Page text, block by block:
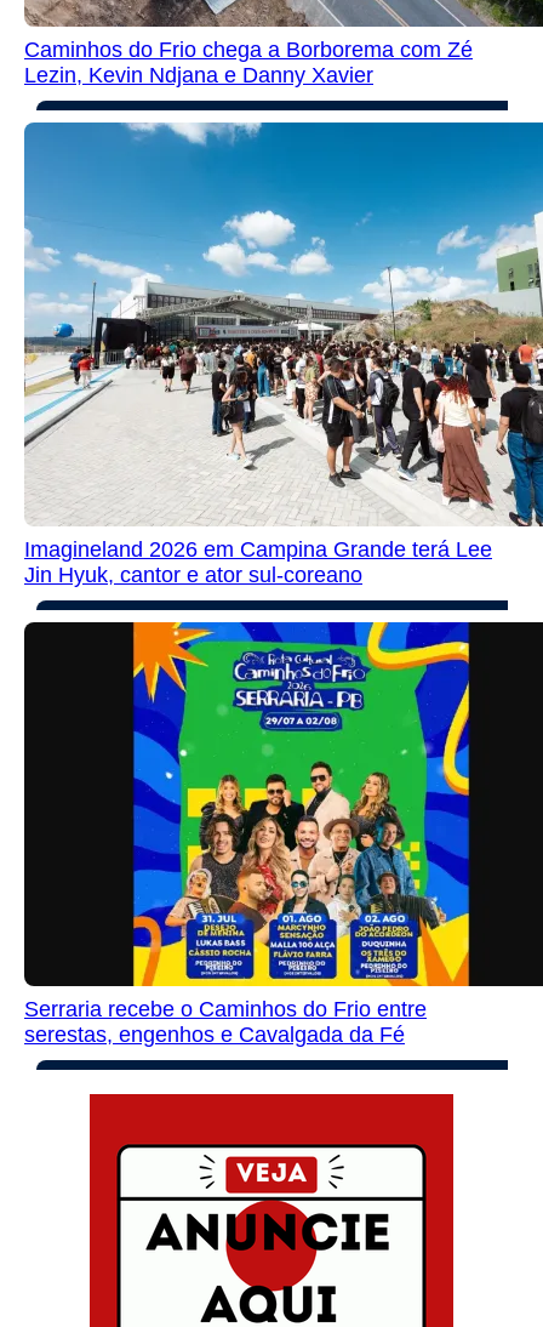
Caminhos do Frio chega a Borborema com Zé
Lezin, Kevin Ndjana e Danny Xavier
Imagineland 2026 em Campina Grande terá Lee
Jin Hyuk, cantor e ator sul-coreano
Serraria recebe o Caminhos do Frio entre
serestas, engenhos e Cavalgada da Fé